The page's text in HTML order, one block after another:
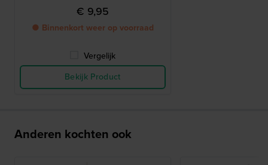
€ 9,95
● Binnenkort weer op voorraad
Vergelijk
Bekijk Product
Anderen kochten ook